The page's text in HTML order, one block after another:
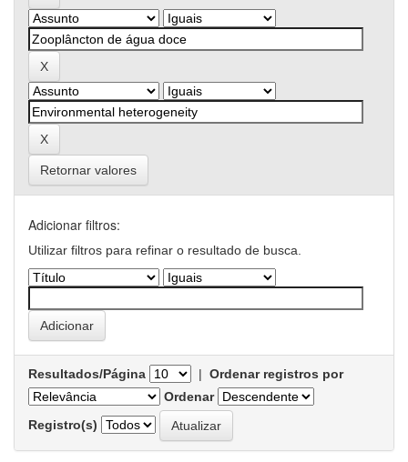
Retornar valores
Adicionar filtros:
Utilizar filtros para refinar o resultado de busca.
Resultados/Página | Ordenar registros por
Ordenar
Registro(s)